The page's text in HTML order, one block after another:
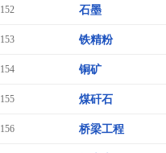
152 石墨
153 铁精粉
154 铜矿
155 煤矸石
156 桥梁工程